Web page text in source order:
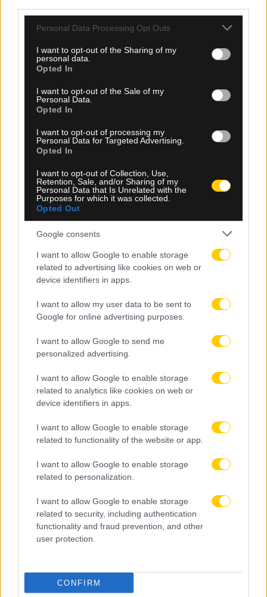
Please note that this website/app uses one or more Google
not limited to your visit or usage behaviour. You may click to
grant or deny consent to Google and its third-party tags to
use your data for below specified purposes in below Google
consent section.
Personal Data Processing Opt Outs
I want to opt-out of the Sharing of my
personal data.
Opted In
I want to opt-out of the Sale of my
Personal Data.
Opted In
I want to opt-out of processing my
Personal Data for Targeted Advertising.
Opted In
I want to opt-out of Collection, Use,
Retention, Sale, and/or Sharing of my
Personal Data that Is Unrelated with the
Purposes for which it was collected.
Opted Out
Google consents
I want to allow Google to enable storage
related to advertising like cookies on web or
device identifiers in apps.
I want to allow my user data to be sent to
Google for online advertising purposes.
I want to allow Google to send me
personalized advertising.
I want to allow Google to enable storage
related to analytics like cookies on web or
device identifiers in apps.
I want to allow Google to enable storage
related to functionality of the website or app.
I want to allow Google to enable storage
related to personalization.
I want to allow Google to enable storage
related to security, including authentication
functionality and fraud prevention, and other
user protection.
CONFIRM
βιασμούς, όπως…
Ποδόσφαιρο
7 Οκτωβρίου 2020, 11:18
Οπαδοί του Παναθηναϊκού και της ΑΕΚ
με αφίσες και πανό έξω από τη
Λεωφόρο
Πλήθος φίλων του Παναθηναϊκού έξω από το γήπεδο της
Λεωφόρου, ζητώντας την καταδίκη της Χρυσής Αυγής.
οπαδούς της ΑΕΚ… Στο Εφετείο Αθηνών χτυπάει η καρδιά
της ελληνικής κοινωνίας το πρωί της Τετάρτης (7/10),
καθώς θα ανακοινωθεί η απόφαση στην πολύκροτη δίκη
της Χρυσής…